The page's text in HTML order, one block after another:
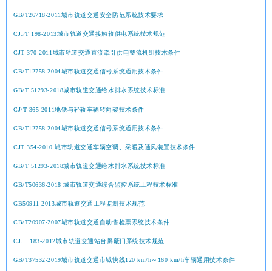
GB/T26718-2011城市轨道交通安全防范系统技术要求
CJJ∕T 198-2013城市轨道交通接触轨供电系统技术规范
CJT 370-2011城市轨道交通直流牵引供电整流机组技术条件
GB/T12758-2004城市轨道交通信号系统通用技术条件
GB/T 51293-2018城市轨道交通给水排水系统技术标准
CJ/T 365-2011地铁与轻轨车辆转向架技术条件
GB/T12758-2004城市轨道交通信号系统通用技术条件
CJT 354-2010 城市轨道交通车辆空调、采暖及通风装置技术条件
GB/T 51293-2018城市轨道交通给水排水系统技术标准
GB/T50636-2018 城市轨道交通综合监控系统工程技术标准
GB50911-2013城市轨道交通工程监测技术规范
CB/T20907-2007城市轨道交通自动售检票系统技术条件
CJJ 183-2012城市轨道交通站台屏蔽门系统技术规范
GB/T37532-2019城市轨道交通市域快线120 km/h～160 km/h车辆通用技术条件